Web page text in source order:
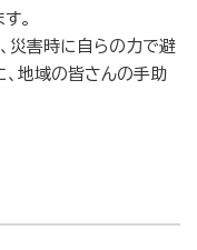
。
災害時に自らの力で避
地域の皆さんの手助